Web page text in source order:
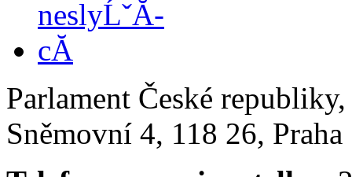
Parlament České
Sněmovní 4, 118 26,